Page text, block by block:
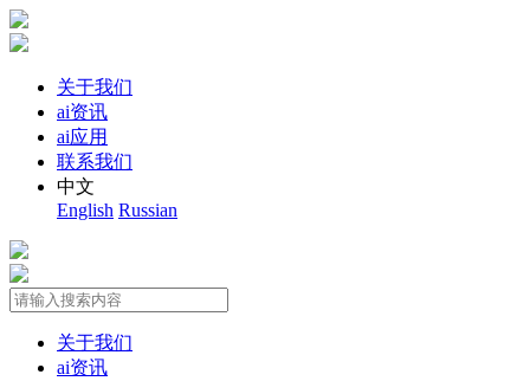
关于我们
ai资讯
ai应用
联系我们
中文
English Russian
关于我们
ai资讯